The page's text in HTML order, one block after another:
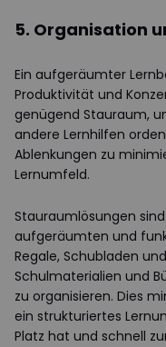
5. Organisation
Ein aufgeräumter
Produktivität und
genügend Stauraum,
andere Lernhilfen
Ablenkungen zu
Lernumfeld.
Stauraumlösungen
aufgeräumten und
Regale, Schubladen
Schulmaterialien und
zu organisieren. Dies
ein strukturiertes
Platz hat und schnell